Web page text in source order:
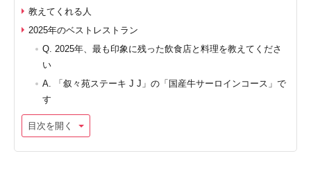
教えてくれる人
2025年のベストレストラン
Q. 2025年、最も印象に残った飲食店と料理を教えてくださ
い
A. 「叙々苑ステーキ J J」の「国産牛サーロインコース」で
す
目次を開く